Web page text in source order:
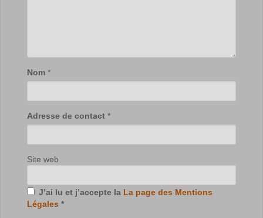
Nom *
Adresse de contact *
Site web
J’ai lu et j’accepte la La page des Mentions
Légales *